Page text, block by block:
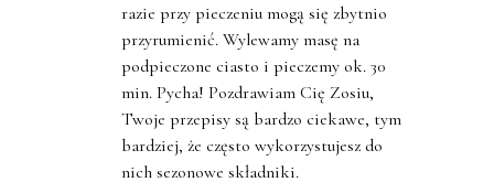
razie przy pieczeniu mogą się zbytnio
przyrumienić. Wylewamy masę na
podpieczone ciasto i pieczemy ok. 30
min. Pycha! Pozdrawiam Cię Zosiu,
Twoje przepisy są bardzo ciekawe, tym
bardziej, że często wykorzystujesz do
nich sezonowe składniki.